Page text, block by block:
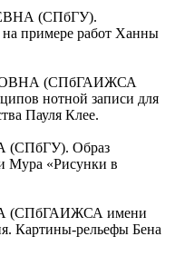
(СПбГУ).
примере работ Ханны
(СПбГАИЖСА
нотной записи для
Пауля Клее.
Образ
Мура «Рисунки в
имени
Картины-рельефы Бена